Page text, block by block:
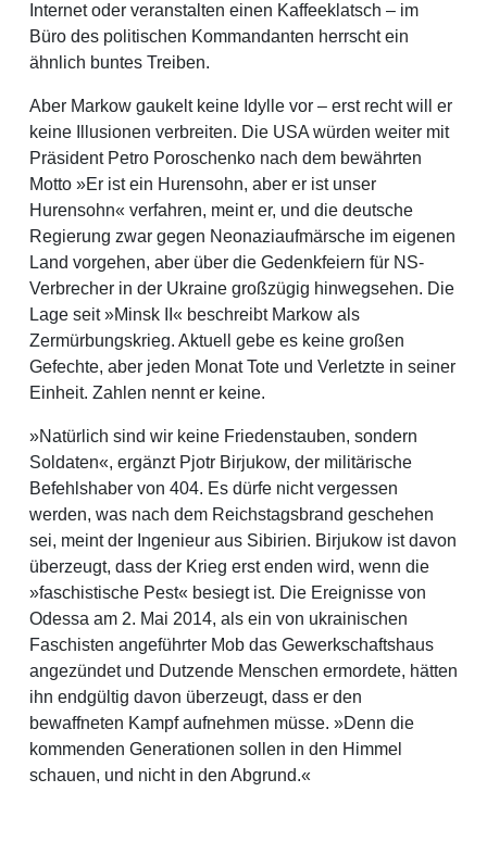
Internet oder veranstalten einen Kaffeeklatsch – im
Büro des politischen Kommandanten herrscht ein
ähnlich buntes Treiben.
Aber Markow gaukelt keine Idylle vor – erst recht will er
keine Illusionen verbreiten. Die USA würden weiter mit
Präsident Petro Poroschenko nach dem bewährten
Motto »Er ist ein Hurensohn, aber er ist unser
Hurensohn« verfahren, meint er, und die deutsche
Regierung zwar gegen Neonaziaufmärsche im eigenen
Land vorgehen, aber über die Gedenkfeiern für NS-
Verbrecher in der Ukraine großzügig hinwegsehen. Die
Lage seit »Minsk II« beschreibt Markow als
Zermürbungskrieg. Aktuell gebe es keine großen
Gefechte, aber jeden Monat Tote und Verletzte in seiner
Einheit. Zahlen nennt er keine.
»Natürlich sind wir keine Friedenstauben, sondern
Soldaten«, ergänzt Pjotr Birjukow, der militärische
Befehlshaber von 404. Es dürfe nicht vergessen
werden, was nach dem Reichstagsbrand geschehen
sei, meint der Ingenieur aus Sibirien. Birjukow ist davon
überzeugt, dass der Krieg erst enden wird, wenn die
»faschistische Pest« besiegt ist. Die Ereignisse von
Odessa am 2. Mai 2014, als ein von ukrainischen
Faschisten angeführter Mob das Gewerkschaftshaus
angezündet und Dutzende Menschen ermordete, hätten
ihn endgültig davon überzeugt, dass er den
bewaffneten Kampf aufnehmen müsse. »Denn die
kommenden Generationen sollen in den Himmel
schauen, und nicht in den Abgrund.«